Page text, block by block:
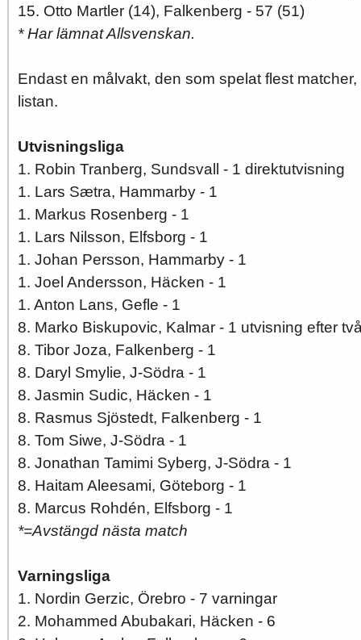
15. Otto Martler (14), Falkenberg - 57 (51)
* Har lämnat Allsvenskan.
Endast en målvakt, den som spelat flest
listan.
Utvisningsliga
1. Robin Tranberg, Sundsvall - 1 direktutvisning
1. Lars Sætra, Hammarby - 1
1. Markus Rosenberg - 1
1. Lars Nilsson, Elfsborg - 1
1. Johan Persson, Hammarby - 1
1. Joel Andersson, Häcken - 1
1. Anton Lans, Gefle - 1
8. Marko Biskupovic, Kalmar - 1 utvisning efter
8. Tibor Joza, Falkenberg - 1
8. Daryl Smylie, J-Södra - 1
8. Jasmin Sudic, Häcken - 1
8. Rasmus Sjöstedt, Falkenberg - 1
8. Tom Siwe, J-Södra - 1
8. Jonathan Tamimi Syberg, J-Södra - 1
8. Haitam Aleesami, Göteborg - 1
8. Marcus Rohdén, Elfsborg - 1
*=Avstängd nästa match
Varningsliga
1. Nordin Gerzic, Örebro - 7 varningar
2. Mohammed Abubakari, Häcken - 6